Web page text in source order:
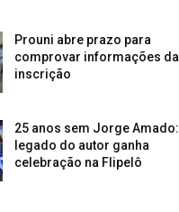
Prouni abre prazo para
comprovar informações da
inscrição
25 anos sem Jorge Amado:
legado do autor ganha
celebração na Flipelô